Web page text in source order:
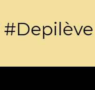
#Depilève